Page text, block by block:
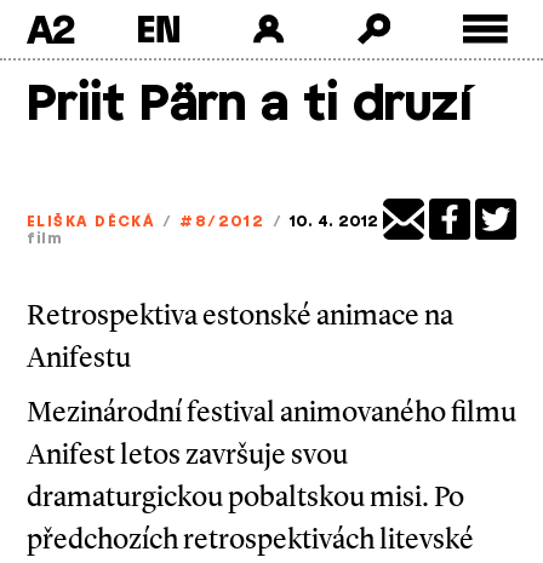
A2
Priit Pärn a ti druzí
ELIŠKA DĚCKÁ / #8/2012 / 10. 4. 2012
film
Retrospektiva estonské animace na
Anifestu
Mezinárodní festival animovaného filmu
Anifest letos završuje svou
dramaturgickou pobaltskou misi. Po
předchozích retrospektivách litevské